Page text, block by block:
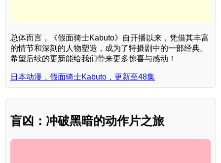
总体而言，《假面骑士Kabuto》自开播以来，凭借其丰富
的情节和深刻的人物塑造，成为了特摄剧中的一部经典。
希望后续的更新能给我们带来更多惊喜与感动！
日本动漫，假面骑士Kabuto，更新至48集
盲凶：冲破黑暗的动作片之旅